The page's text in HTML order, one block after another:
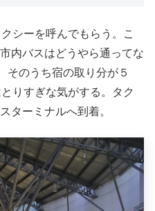
シーを呼んでもらう。こ
内バスはどうやら通ってな
そのうち宿の取り分が５
りすぎな気がする。タク
ターミナルへ到着。